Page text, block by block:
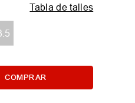
Tabla de talles
COMPRAR